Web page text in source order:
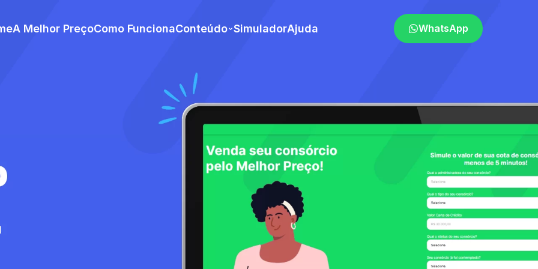
A Melhor PreçoComo FuncionaConteúdo SimuladorAjuda WhatsApp